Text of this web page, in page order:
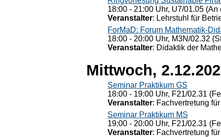
18:00 - 21:00 Uhr, U7/01.05
Veranstalter: Lehrstuhl für
ForMaD: Forum Mathematik-
18:00 - 20:00 Uhr, M3N/02.32
Veranstalter: Didaktik der
Mittwoch,
Seminar Praktikum GS
18:00 - 19:00 Uhr, F21/02.31
Veranstalter: Fachvertretung
Seminar Praktikum MS
19:00 - 20:00 Uhr, F21/02.31
Veranstalter: Fachvertretung